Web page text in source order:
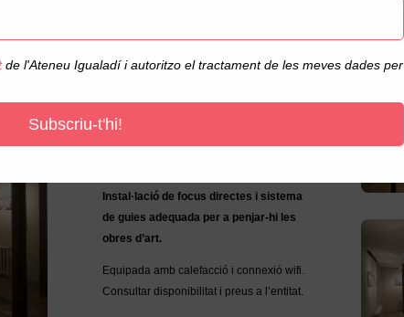
de l'Ateneu Igualadí i autoritzo el tractament de les meves dades per
Subscriu-t'hi!
Lloguer sala
Ubicada a la planta baixa a la dreta del
vestíbul.
Instal·lació de focus directes i sistema
de guies adequada per a penjar-hi les
obres d’art.
Equipada amb calefacció i connexió wifi.
Consultar disponibilitat i preus a l’entitat.